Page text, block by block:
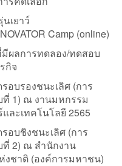
เยาว์
Camp (online)
มีผลการทดลอง/ทดสอบ
กิจ
อบรองชนะเลิศ (การ
ที่ 1) ณ งานมหกรรม
ละเทคโนโลยี 2565
อบชิงชนะเลิศ (การ
ที่ 2) ณ สำนักงาน
งชาติ (องค์การมหาชน)